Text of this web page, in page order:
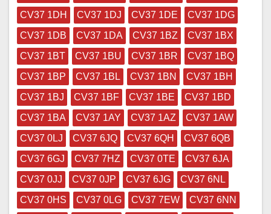
CV37 1DH
CV37 1DJ CV37 1DE
CV37 1DG
CV37 1DB
CV37 1DA CV37 1BZ
CV37 1BX
CV37 1BT
CV37 1BU CV37 1BR
CV37 1BQ
CV37 1BP
CV37 1BL CV37 1BN
CV37 1BH
CV37 1BJ
CV37 1BF CV37 1BE
CV37 1BD
CV37 1BA
CV37 1AY CV37 1AZ
CV37 1AW
CV37 0LJ
CV37 6JQ CV37 6QH
CV37 6QB
CV37 6GJ
CV37 7HZ CV37 0TE
CV37 6JA
CV37 0JJ
CV37 0JP CV37 6JG
CV37 6NL
CV37 0HS
CV37 0LG CV37 7EW
CV37 6NN